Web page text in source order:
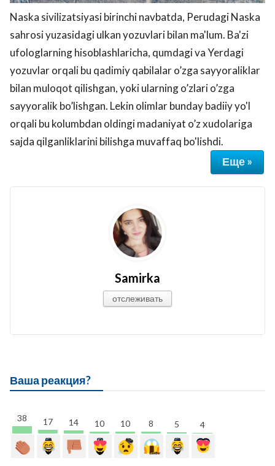
Naska sivilizatsiyasi birinchi navbatda, Perudagi Naska
sahrosi yuzasidagi ulkan yozuvlari bilan ma'lum. Ba'zi
ufologlarning hisoblashlaricha, qumdagi va Yerdagi
yozuvlar orqali bu qadimiy qabilalar o’zga sayyoraliklar
bilan muloqot qilishgan, yoki ularning o’zlari o’zga
sayyoralik bo’lishgan. Lekin olimlar bunday badiiy yo'l
orqali bu kolumbdan oldingi madaniyat o’z xudolariga
sajda qilganliklarini bilishga muvaffaq bo'lishdi.
Еще »
Samirka
отслеживать
Ваша реакция?
38 17 14 10 10 8 5 4